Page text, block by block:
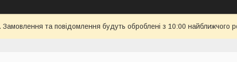
Замовлення та повідомлення будуть оброблені з 10:00 найближчого